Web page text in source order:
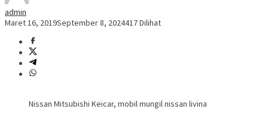
admin
Maret 16, 2019September 8, 2024417 Dilihat
Nissan Mitsubishi Keicar, mobil mungil nissan livina